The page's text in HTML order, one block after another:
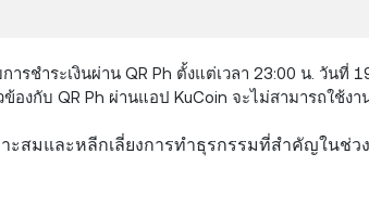
ารชำระเงินผ่าน QR Ph ตั้งแต่เวลา 23:00 น. วันที่
งกับ QR Ph ผ่านแอป KuCoin จะไม่สามารถใช้งา
ะสมและหลีกเลี่ยงการทำธุรกรรมที่สำคัญในช่ว